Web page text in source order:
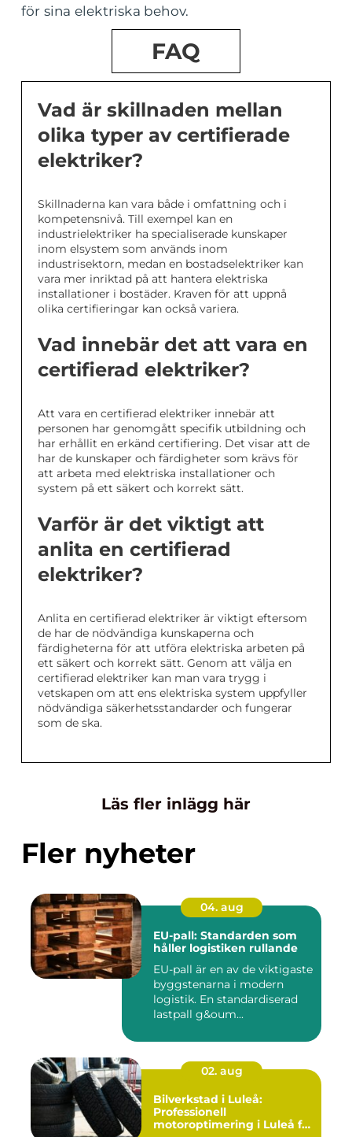
för sina elektriska behov.
FAQ
Vad är skillnaden mellan
olika typer av certifierade
elektriker?
Skillnaderna kan vara både i omfattning och i
kompetensnivå. Till exempel kan en
industrielektriker ha specialiserade kunskaper
inom elsystem som används inom
industrisektorn, medan en bostadselektriker kan
vara mer inriktad på att hantera elektriska
installationer i bostäder. Kraven för att uppnå
olika certifieringar kan också variera.
Vad innebär det att vara en
certifierad elektriker?
Att vara en certifierad elektriker innebär att
personen har genomgått specifik utbildning och
har erhållit en erkänd certifiering. Det visar att de
har de kunskaper och färdigheter som krävs för
att arbeta med elektriska installationer och
system på ett säkert och korrekt sätt.
Varför är det viktigt att
anlita en certifierad
elektriker?
Anlita en certifierad elektriker är viktigt eftersom
de har de nödvändiga kunskaperna och
färdigheterna för att utföra elektriska arbeten på
ett säkert och korrekt sätt. Genom att välja en
certifierad elektriker kan man vara trygg i
vetskapen om att ens elektriska system uppfyller
nödvändiga säkerhetsstandarder och fungerar
som de ska.
Läs fler inlägg här
Fler nyheter
04. aug
EU-pall: Standarden som
håller logistiken rullande
EU-pall är en av de viktigaste
byggstenarna i modern
logistik. En standardiserad
lastpall g&oum...
02. aug
Bilverkstad i Luleå:
Professionell
motoroptimering i Luleå för